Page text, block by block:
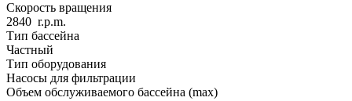
Скорость вращения
2840 r.p.m.
Тип бассейна
Частный
Тип оборудования
Насосы для фильтрации
Объем обслуживаемого бассейна (max)